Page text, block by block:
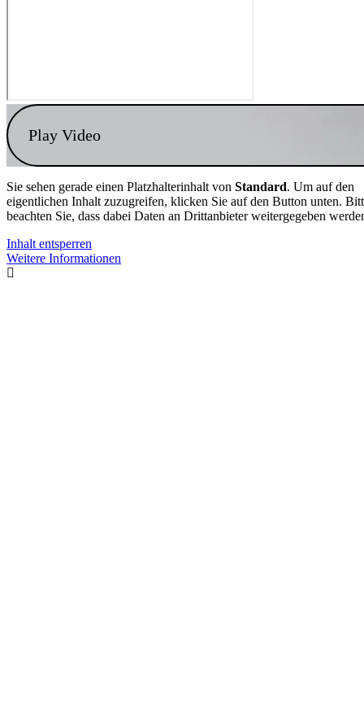
Play Video
Sie sehen gerade einen Platzhalterinhalt von Standard. Um auf den
eigentlichen Inhalt zuzugreifen, klicken Sie auf den Button unten.
beachten Sie, dass dabei Daten an Drittanbieter weitergegeben
Inhalt entsperren
Weitere Informationen